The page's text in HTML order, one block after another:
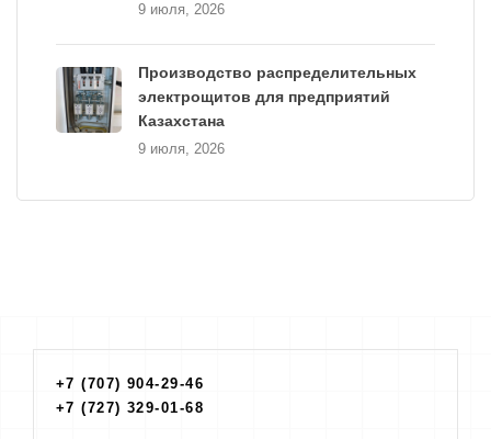
9 июля, 2026
Производство распределительных
электрощитов для предприятий
Казахстана
9 июля, 2026
+7 (707) 904-29-46
+7 (727) 329-01-68